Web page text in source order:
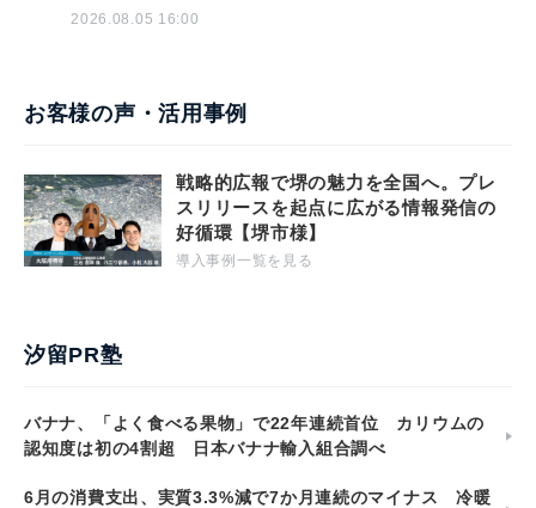
2026.08.05 16:00
お客様の声・活用事例
戦略的広報で堺の魅力を全国へ。プレ
スリリースを起点に広がる情報発信の
好循環【堺市様】
導入事例一覧を見る
汐留PR塾
バナナ、「よく食べる果物」で22年連続首位 カリウムの
認知度は初の4割超 日本バナナ輸入組合調べ
6月の消費支出、実質3.3%減で7か月連続のマイナス 冷暖